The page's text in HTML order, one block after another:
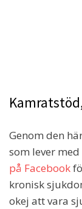
Genom den
som lever
på Facebook
kronisk
okej att vara